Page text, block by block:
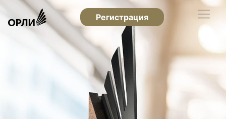
Регистрация